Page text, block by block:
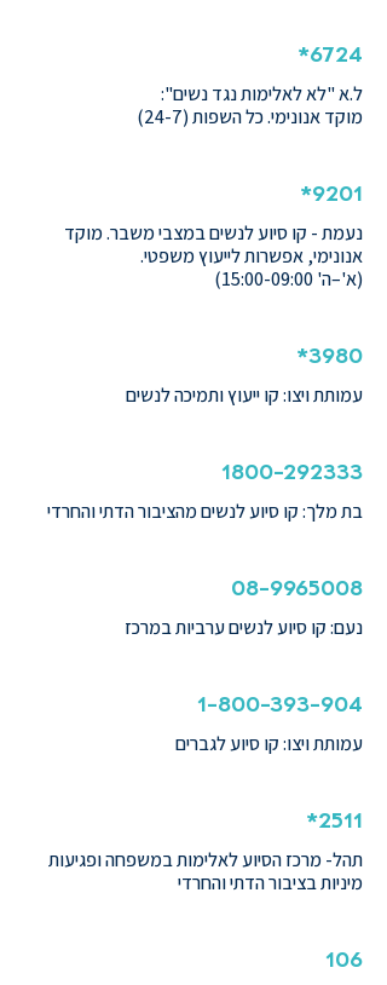
6724*
ל.א "לא לאלימות נגד נשים":
מוקד אנונימי. כל השפות (24-7)
9201*
נעמת - קו סיוע לנשים במצבי משבר. מוקד
אנונימי, אפשרות לייעוץ משפטי.
(א'–ה' 15:00-09:00)
3980*
עמותת ויצו: קו ייעוץ ותמיכה לנשים
1800-292333
בת מלך: קו סיוע לנשים מהציבור הדתי והחרדי
08-9965008
נעם: קו סיוע לנשים ערביות במרכז
1-800-393-904
עמותת ויצו: קו סיוע לגברים
2511*
תהל- מרכז הסיוע לאלימות במשפחה ופגיעות
מיניות בציבור הדתי והחרדי
106